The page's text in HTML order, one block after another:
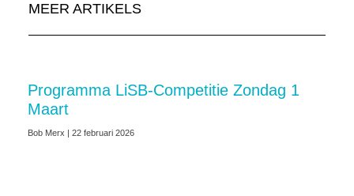
MEER ARTIKELS
Programma LiSB-Competitie Zondag 1
Maart
Bob Merx 22 februari 2026